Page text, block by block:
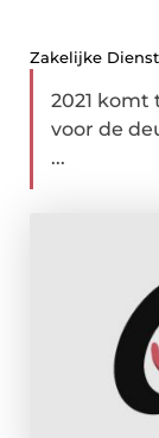
Zakelijke
2021 komt
voor de
...